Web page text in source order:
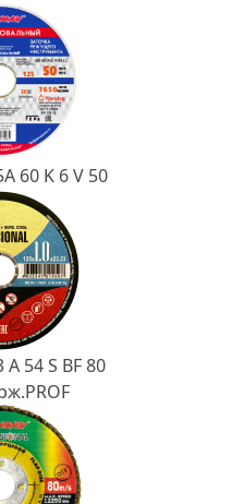
60 K 6 V 50
A 54 S BF 80